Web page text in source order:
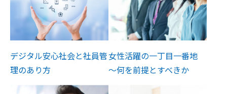
デジタル安心社会と社員管
理のあり方
女性活躍の一丁目一番地
～何を前提とすべきか